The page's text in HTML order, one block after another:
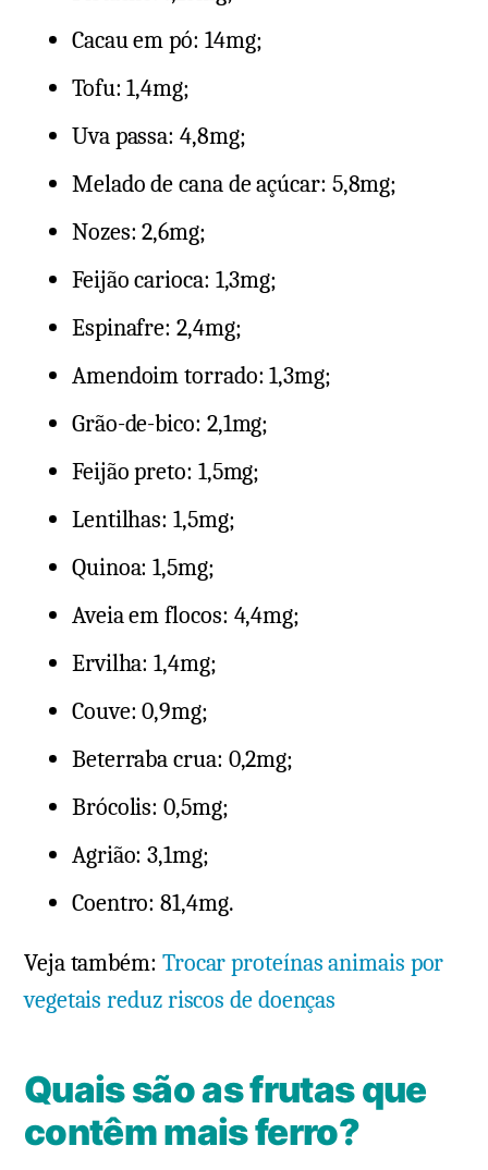
Cacau em pó: 14mg;
Tofu: 1,4mg;
Uva passa: 4,8mg;
Melado de cana de açúcar: 5,8mg;
Nozes: 2,6mg;
Feijão carioca: 1,3mg;
Espinafre: 2,4mg;
Amendoim torrado: 1,3mg;
Grão-de-bico: 2,1mg;
Feijão preto: 1,5mg;
Lentilhas: 1,5mg;
Quinoa: 1,5mg;
Aveia em flocos: 4,4mg;
Ervilha: 1,4mg;
Couve: 0,9mg;
Beterraba crua: 0,2mg;
Brócolis: 0,5mg;
Agrião: 3,1mg;
Coentro: 81,4mg.
Veja também: Trocar proteínas animais por
vegetais reduz riscos de doenças
Quais são as frutas que
contêm mais ferro?